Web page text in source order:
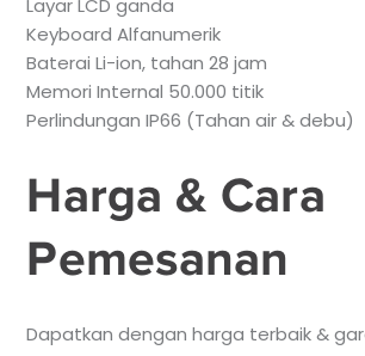
Layar LCD ganda
Keyboard Alfanumerik
Baterai Li-ion, tahan 28 jam
Memori Internal 50.000 titik
Perlindungan IP66 (Tahan air & debu)
Harga & Cara
Pemesanan
Dapatkan dengan harga terbaik &